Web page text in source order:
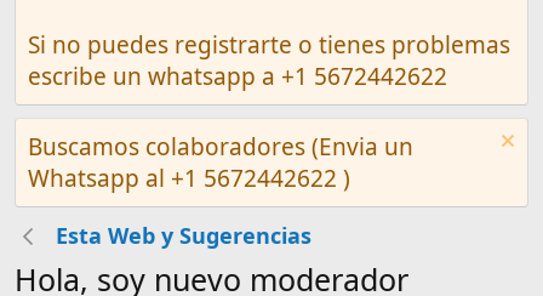
Si no puedes registrarte o tienes problemas
escribe un whatsapp a +1 5672442622
Buscamos colaboradores (Envia un
Whatsapp al +1 5672442622 )
Esta Web y Sugerencias
Hola, soy nuevo moderador